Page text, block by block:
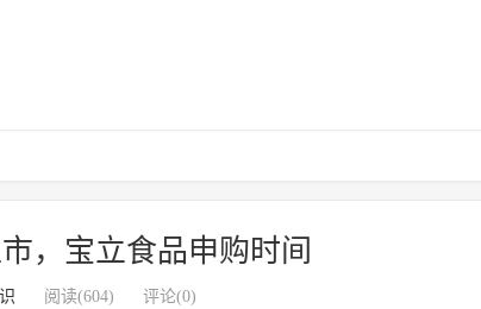
，宝立食品申购时间
阅读(604) 评论(0)